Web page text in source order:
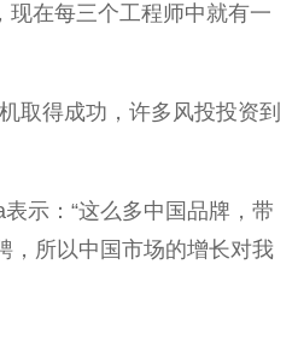
在每三个工程师中就有一
取得成功，许多风投投资到
示：“这么多中国品牌，带
，所以中国市场的增长对我